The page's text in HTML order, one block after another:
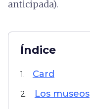
anticipada).
Índice
1. Card
2. Los museos